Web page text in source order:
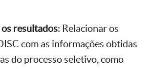
resultados: Relacionar os
com as informações obtidas
do processo seletivo, como